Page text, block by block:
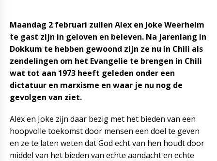
Maandag 2 februari zullen Alex en Joke Weerheim
te gast zijn in geloven en beleven. Na jarenlang in
Dokkum te hebben gewoond zijn ze nu in Chili als
zendelingen om het Evangelie te brengen in Chili
wat tot aan 1973 heeft geleden onder een
dictatuur en marxisme en waar je nu nog de
gevolgen van ziet.
Alex en Joke zijn daar bezig met het bieden van een
hoopvolle toekomst door mensen een doel te geven
en ze te laten weten dat God echt van hen houdt door
middel van het bieden van echte aandacht en echte